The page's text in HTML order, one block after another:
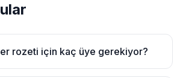
rozeti için kaç üye gerekiyor?